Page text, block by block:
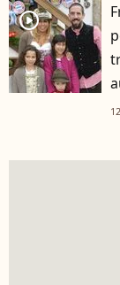
player2